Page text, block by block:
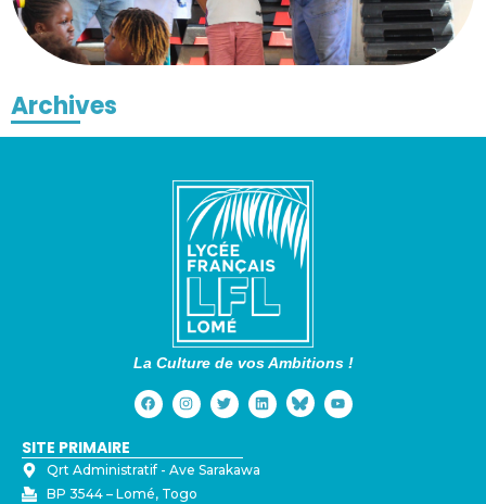
Archives
La Culture de vos Ambitions !
SITE PRIMAIRE
Qrt Administratif - ⁠Ave Sarakawa
BP 3544 – Lomé, Togo